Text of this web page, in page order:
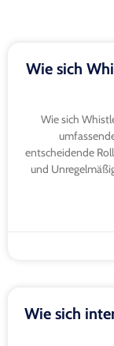
Wie sich
Wie sich
entscheidende
und
Wie sich